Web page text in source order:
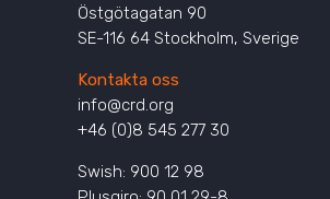
Östgötagatan 90
SE-116 64 Stockholm, Sverige
Kontakta oss
info@crd.org
+46 (0)8 545 277 30
Swish: 900 12 98